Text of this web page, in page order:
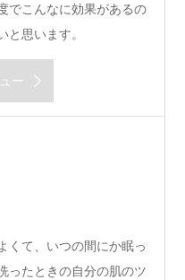
でこんなに効果があるの
と思います。
ー
くて、いつの間にか眠っ
ったときの自分の肌のツ